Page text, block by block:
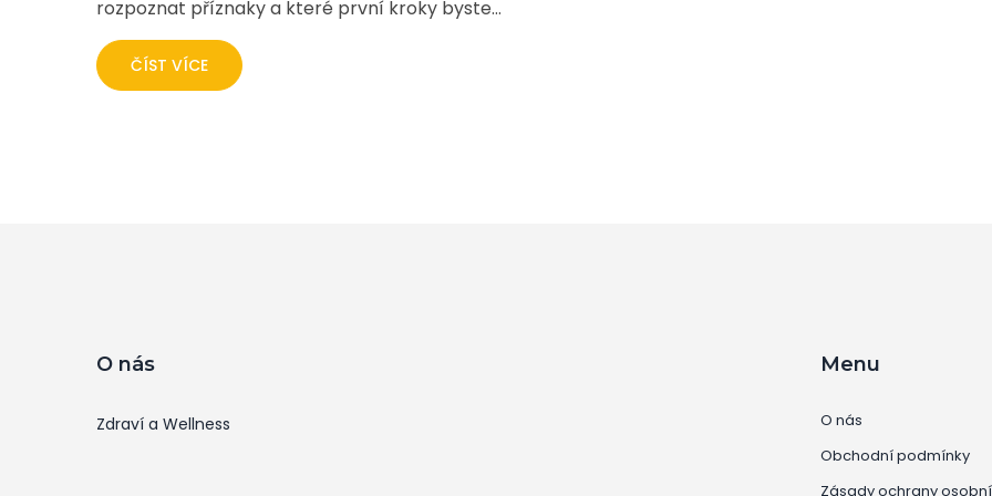
rozpoznat příznaky a které první kroky byste
měli podniknout. Přibalím také radu, jak se
psychicky vyrovnat s takovou situací a jak se
připravit na léčebný proces. Naleznete zde
ČÍST VÍCE
O nás
Zdraví a Wellness
Menu
O nás
Obchodní podmínky
Zásady ochrany